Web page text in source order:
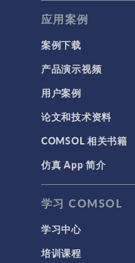
带电粒子追踪
波动光学
等离子体物理
科学新闻
结构 & 声学
MEMS & 压电器
声学与振动
岩土力学
材料模型
结构力学
结构动力学
应用案例
案例下载
产品演示视频
用户案例
论文和技术资料
COMSOL 相关书籍
仿真 App 简介
学习 COMSOL
学习中心
培训课程